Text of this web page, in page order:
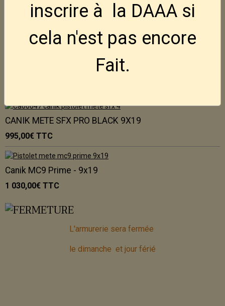
CZ Scorpio EVO 3 Carbine FS.
1 490,00€TTC
Winchester Ranger Série Limité 22Lr
CANIK METE SFX PRO BLACK 9X19
995,00€ TTC
Canik MC9 Prime - 9x19
1 030,00€ TTC
L'armurerie sera fermée
le dimanche et jour férié
inscrire à la DAAA si
cela n'est pas encore
Fait.